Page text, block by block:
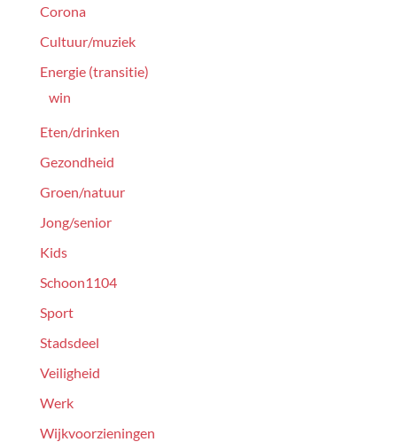
Corona
Cultuur/muziek
Energie (transitie)
win
Eten/drinken
Gezondheid
Groen/natuur
Jong/senior
Kids
Schoon1104
Sport
Stadsdeel
Veiligheid
Werk
Wijkvoorzieningen